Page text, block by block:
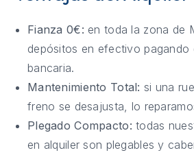
Fianza 0€: en toda la zona de
depósitos en efectivo pagando
bancaria.
Mantenimiento Total: si una
freno se desajusta, lo
Plegado Compacto: todas
en alquiler son plegables y